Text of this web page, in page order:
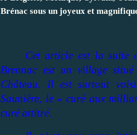
Brénac sous un joyeux et
Cet article est la suite
Brennac est un village
Château. Il est surtout
Saunière, le « curé aux
curé attitré.